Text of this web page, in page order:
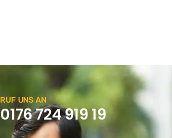
RUF UNS AN
0176 724 919 19